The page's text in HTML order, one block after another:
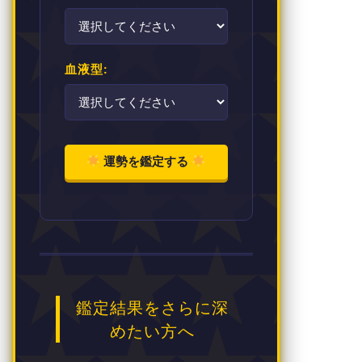
血液型:
運勢を鑑定する
鑑定結果をさらに深
めたい方へ